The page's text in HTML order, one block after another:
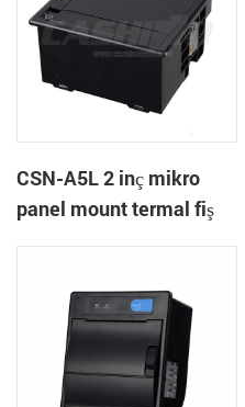
CSN-A5L 2 inç mikro
panel mount termal fiş